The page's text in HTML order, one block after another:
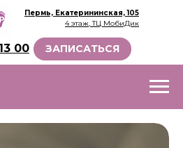
00
Пермь, Екатерининская, 105
4 этаж, ТЦ МобиДик
ЗАПИСАТЬСЯ